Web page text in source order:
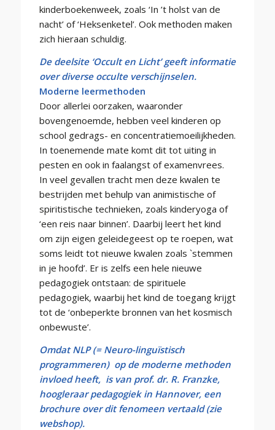
kinderboekenweek, zoals ‘In ’t holst van de
nacht’ of ‘Heksenketel’. Ook methoden maken
zich hieraan schuldig.
De deelsite ‘Occult en Licht’ geeft informatie
over diverse occulte verschijnselen.
Moderne leermethoden
Door allerlei oorzaken, waaronder
bovengenoemde, hebben veel kinderen op
school gedrags- en concentratiemoeilijkheden.
In toenemende mate komt dit tot uiting in
pesten en ook in faalangst of examenvrees.
In veel gevallen tracht men deze kwalen te
bestrijden met behulp van animistische of
spiritistische technieken, zoals kinderyoga of
‘een reis naar binnen’. Daarbij leert het kind
om zijn eigen geleidegeest op te roepen, wat
soms leidt tot nieuwe kwalen zoals `stemmen
in je hoofd’. Er is zelfs een hele nieuwe
pedagogiek ontstaan: de spirituele
pedagogiek, waarbij het kind de toegang krijgt
tot de ‘onbeperkte bronnen van het kosmisch
onbewuste’.
Omdat NLP (= Neuro-linguïstisch
programmeren) op de moderne methoden
invloed heeft, is van prof. dr. R. Franzke,
hoogleraar pedagogiek in Hannover, een
brochure over dit fenomeen vertaald (zie
webshop).